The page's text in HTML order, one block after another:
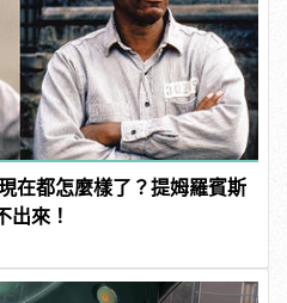
在都怎麼樣了？提姆羅賓斯
出來！